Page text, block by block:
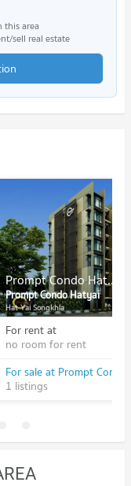
this area
sell real estate
Prompt Condo Hatyai
Prompt Condo Hatyai
Hat Yai Songkhla
For rent at
no room for rent
For sale at Prompt
1 listings